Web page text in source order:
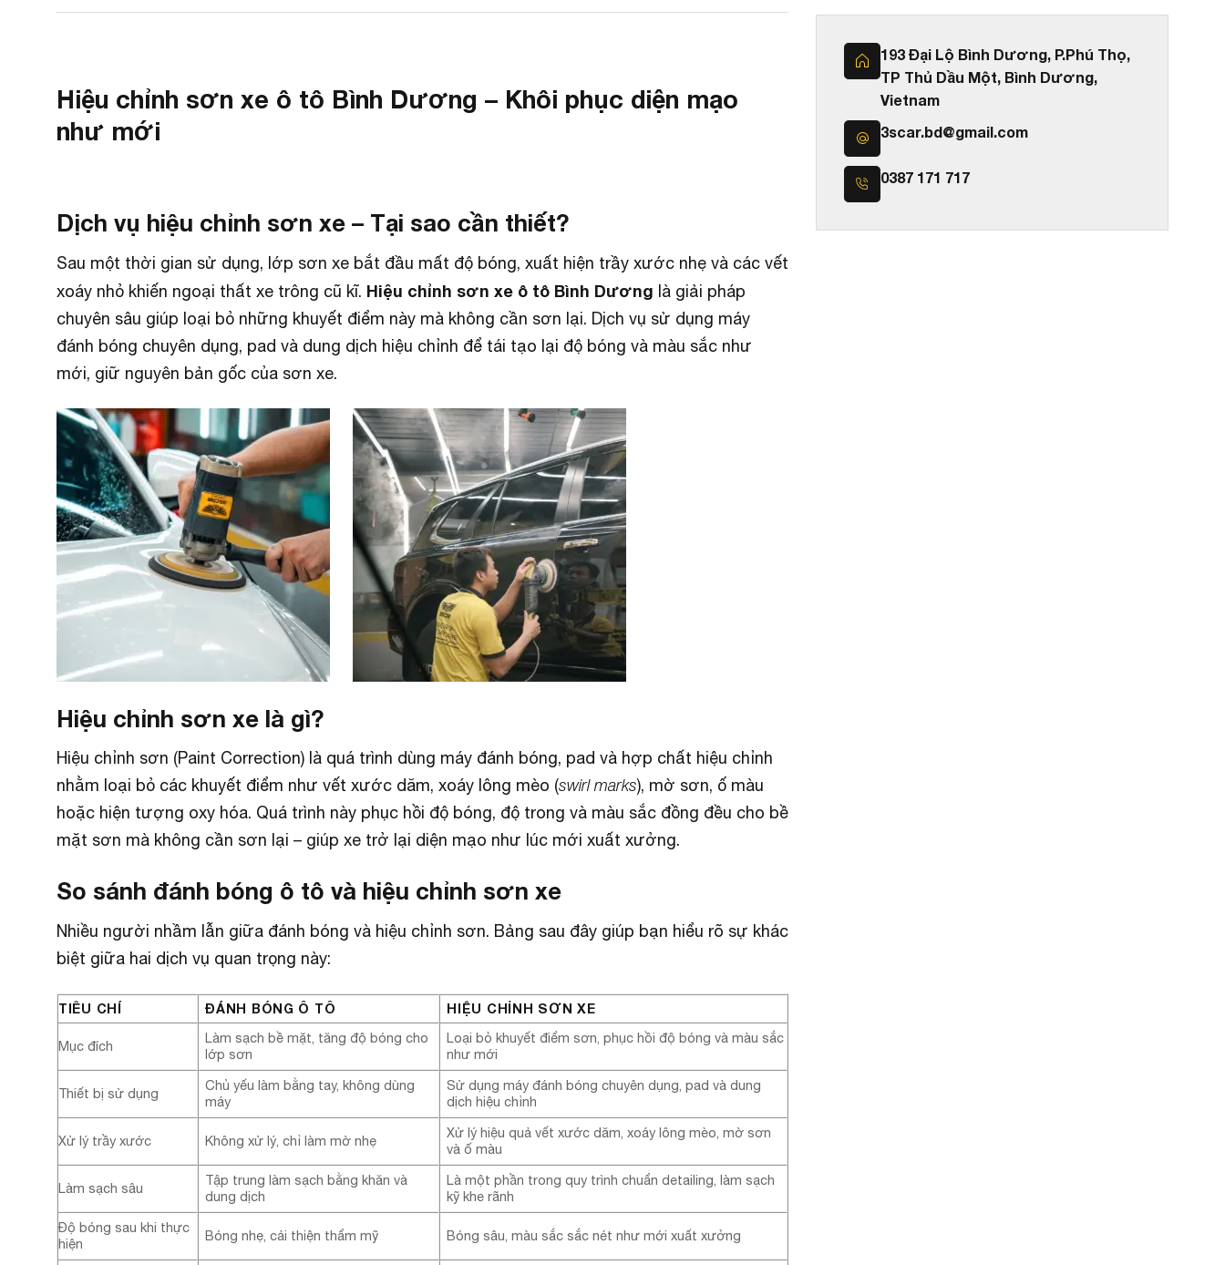
Hiệu chỉnh sơn xe ô tô Bình Dương – Khôi phục diện mạo
như mới
Dịch vụ hiệu chỉnh sơn xe – Tại sao cần thiết?
Sau một thời gian sử dụng, lớp sơn xe bắt đầu mất độ bóng, xuất hiện trầy xước nhẹ và các vết
xoáy nhỏ khiến ngoại thất xe trông cũ kĩ. Hiệu chỉnh sơn xe ô tô Bình Dương là giải pháp
chuyên sâu giúp loại bỏ những khuyết điểm này mà không cần sơn lại. Dịch vụ sử dụng máy
đánh bóng chuyên dụng, pad và dung dịch hiệu chỉnh để tái tạo lại độ bóng và màu sắc như
mới, giữ nguyên bản gốc của sơn xe.
Hiệu chỉnh sơn xe là gì?
Hiệu chỉnh sơn (Paint Correction) là quá trình dùng máy đánh bóng, pad và hợp chất hiệu chỉnh
nhằm loại bỏ các khuyết điểm như vết xước dăm, xoáy lông mèo (swirl marks), mờ sơn, ố màu
hoặc hiện tượng oxy hóa. Quá trình này phục hồi độ bóng, độ trong và màu sắc đồng đều cho bề
mặt sơn mà không cần sơn lại – giúp xe trở lại diện mạo như lúc mới xuất xưởng.
So sánh đánh bóng ô tô và hiệu chỉnh sơn xe
Nhiều người nhầm lẫn giữa đánh bóng và hiệu chỉnh sơn. Bảng sau đây giúp bạn hiểu rõ sự khác
biệt giữa hai dịch vụ quan trọng này:
TIÊU CHÍ ĐÁNH BÓNG Ô TÔ HIỆU CHỈNH SƠN XE
Mục đích
Làm sạch bề mặt, tăng độ bóng cho
lớp sơn
Loại bỏ khuyết điểm sơn, phục hồi độ bóng và màu sắc
như mới
Thiết bị sử dụng
Chủ yếu làm bằng tay, không dùng
máy
Sử dụng máy đánh bóng chuyên dụng, pad và dung
dịch hiệu chỉnh
Xử lý trầy xước Không xử lý, chỉ làm mờ nhẹ
Xử lý hiệu quả vết xước dăm, xoáy lông mèo, mờ sơn
và ố màu
Làm sạch sâu
Tập trung làm sạch bằng khăn và
dung dịch
Là một phần trong quy trình chuẩn detailing, làm sạch
kỹ khe rãnh
Độ bóng sau khi thực
hiện
Bóng nhẹ, cải thiện thẩm mỹ Bóng sâu, màu sắc sắc nét như mới xuất xưởng
193 Đại Lộ Bình Dương, P.Phú Thọ,
TP Thủ Dầu Một, Bình Dương,
Vietnam
3scar.bd@gmail.com
0387 171 717